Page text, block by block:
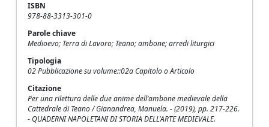
ISBN
978-88-3313-301-0
Parole chiave
Medioevo; Terra di Lavoro; Teano; ambone; arredi liturgici
Tipologia
02 Pubblicazione su volume::02a Capitolo o Articolo
Citazione
Per una rilettura delle due anime dell’ambone medievale della
Cattedrale di Teano / Gianandrea, Manuela. - (2019), pp. 217-226.
- QUADERNI NAPOLETANI DI STORIA DELL'ARTE MEDIEVALE.